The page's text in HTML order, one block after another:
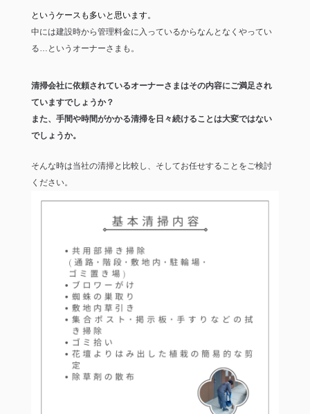
というケースも多いと思います。
中には建設時から管理料金に入っているからなんとなくやってい
る…というオーナーさまも。
清掃会社に依頼されているオーナーさまはその内容にご満足され
ていますでしょうか？
また、手間や時間がかかる清掃を日々続けることは大変ではない
でしょうか。
そんな時は当社の清掃と比較し、そしてお任せすることをご検討
ください。